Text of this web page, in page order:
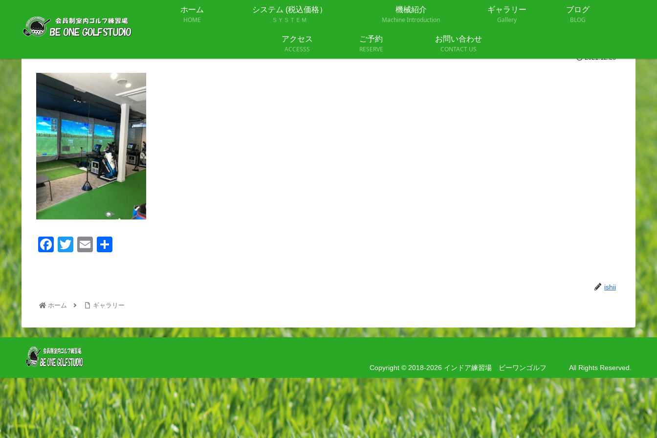
ホーム
HOME
システム (税込価格）
ＳＹＳＴＥＭ
機械紹介
Machine Introduction
ギャラリー
Gallery
ブログ
BLOG
アクセス
ACCESSS
ご予約
RESERVE
お問い合わせ
CONTACT US
98211d7a674b5214fb9cd2136ba25f2c-2
2021.12.28
F
b
o
k
T
E
ishii
ホーム ギャラリー
Copyright © 2018-2026 インドア練習場 ビーワンゴルフ All Rights Reserved.